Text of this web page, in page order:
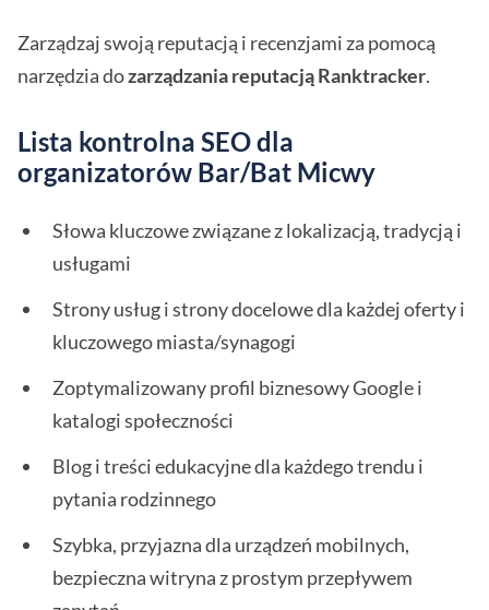
Zarządzaj swoją reputacją i recenzjami za pomocą
narzędzia dozarządzania reputacją Ranktracker.
Lista kontrolna SEO dla
organizatorów Bar/Bat Micwy
Słowa kluczowe związane z lokalizacją, tradycją i
usługami
Strony usług i strony docelowe dla każdej oferty i
kluczowego miasta/synagogi
Zoptymalizowany profil biznesowy Google i
katalogi społeczności
Blog i treści edukacyjne dla każdego trendu i
pytania rodzinnego
Szybka, przyjazna dla urządzeń mobilnych,
bezpieczna witryna z prostym przepływem